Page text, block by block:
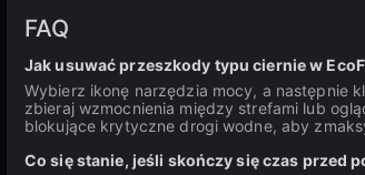
FAQ
Jak usuwać przeszkody typu ciernie w
Wybierz ikonę narzędzia mocy, a następnie
zbieraj wzmocnienia między strefami lub
blokujące krytyczne drogi wodne, aby
Co się stanie, jeśli skończy się czas przed